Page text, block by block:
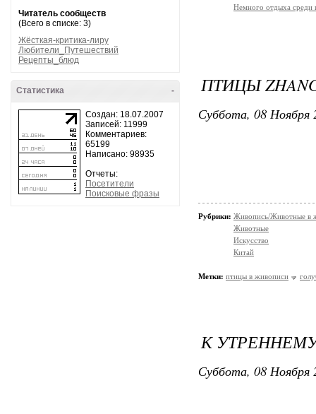
Читатель сообществ
(Всего в списке: 3)
Жёсткая-критика-лиру
Любители_Путешествий
Рецепты_блюд
-
Статистика
Создан: 18.07.2007
Записей: 11999
Комментариев:
65199
Написано: 98935
Отчеты:
Посетители
Поисковые фразы
Немного отдыха среди
ПТИЦЫ
Суббота, 08 Ноября
Рубрики: Живопись/Животные в
Животные
Искусство
Китай
Метки: птицы в живописи
К
Суббота, 08 Ноября